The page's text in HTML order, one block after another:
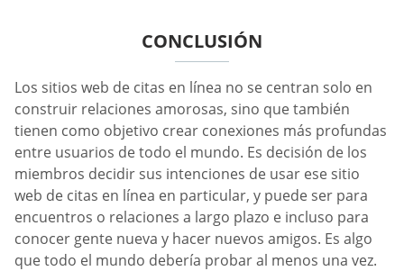
CONCLUSIÓN
Los sitios web de citas en línea no se centran solo en
construir relaciones amorosas, sino que también
tienen como objetivo crear conexiones más profundas
entre usuarios de todo el mundo. Es decisión de los
miembros decidir sus intenciones de usar ese sitio
web de citas en línea en particular, y puede ser para
encuentros o relaciones a largo plazo e incluso para
conocer gente nueva y hacer nuevos amigos. Es algo
que todo el mundo debería probar al menos una vez.